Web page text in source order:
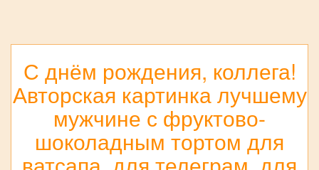
С днём рождения, коллега!
Авторская картинка лучшему
мужчине с фруктово-
шоколадным тортом для